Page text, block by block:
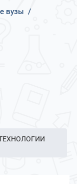
вузы
ТЕХНОЛОГИИ